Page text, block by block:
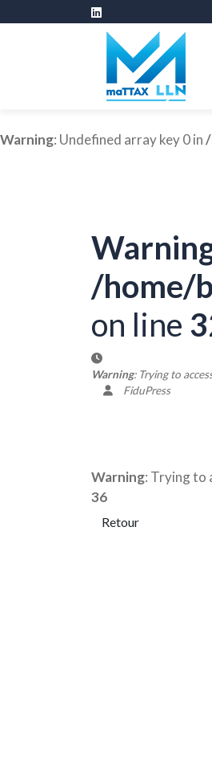
Warning: Undefined array key 0 in
/home/
on line
Warning: Trying to
FiduPress
Warning: Trying to
36
Retour